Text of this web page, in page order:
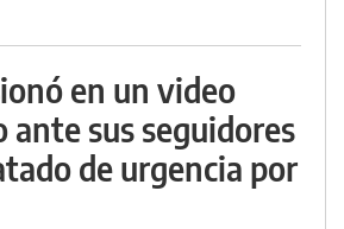
en un video
sus seguidores
de urgencia por